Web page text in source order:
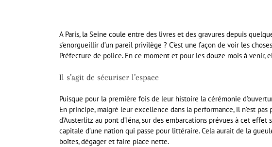
A Paris, la Seine coule entre des livres et des gravures depuis
s’enorgueillir d’un pareil privilège ? C’est une façon de voir les
Préfecture de police. En ce moment et pour les douze mois à venir,
Il s’agit de sécuriser l’espace
Puisque pour la première fois de leur histoire la cérémonie
En principe, malgré leur excellence dans la performance, il n’est
d’Austerlitz au pont d’Iéna, sur des embarcations prévues à cet
capitale d’une nation qui passe pour littéraire. Cela aurait de la
boîtes, dégager et faire place nette.